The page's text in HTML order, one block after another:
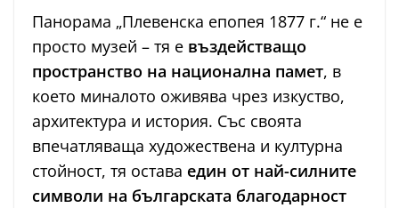
Панорама „Плевенска епопея 1877 г.“ не е
просто музей – тя е въздействащо
пространство на национална памет, в
което миналото оживява чрез изкуство,
архитектура и история. Със своята
впечатляваща художествена и културна
стойност, тя остава един от най-силните
символи на българската благодарност